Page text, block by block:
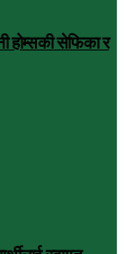
होम्सकी सेफिका र